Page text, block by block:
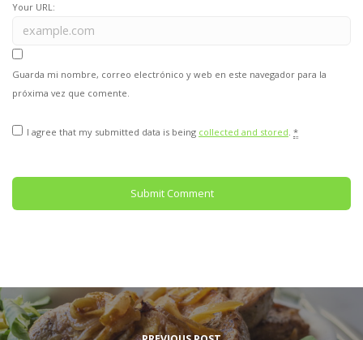
Your URL:
Guarda mi nombre, correo electrónico y web en este navegador para la
próxima vez que comente.
I agree that my submitted data is being collected and stored *